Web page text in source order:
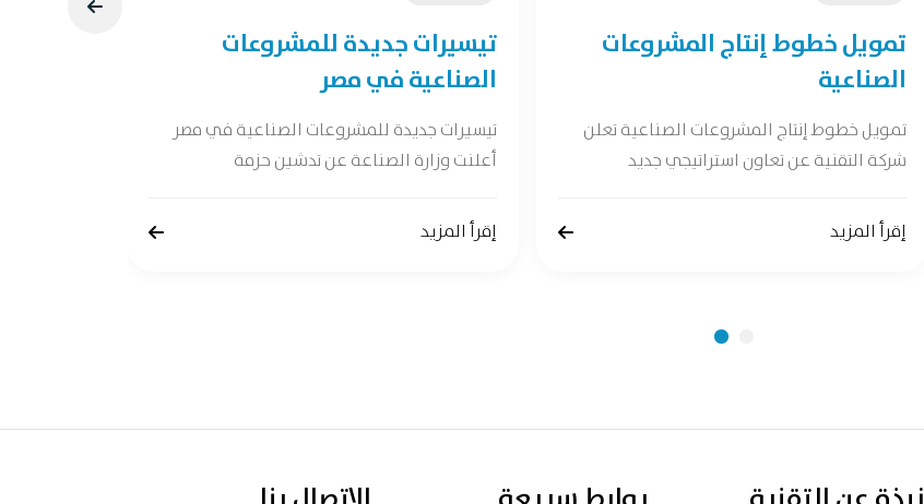
تيسيرات جديدة للمشروعات
الصناعية في مصر
تيسيرات جديدة للمشروعات الصناعية في مصر
أعلنت وزارة الصناعة عن تدشين حزمة
إقرأ المزيد
تمويل خطوط إنتاج المشروعات
الصناعية
تمويل خطوط إنتاج المشروعات الصناعية تعلن
شركة التقنية عن تعاون استراتيجي جديد
إقرأ المزيد